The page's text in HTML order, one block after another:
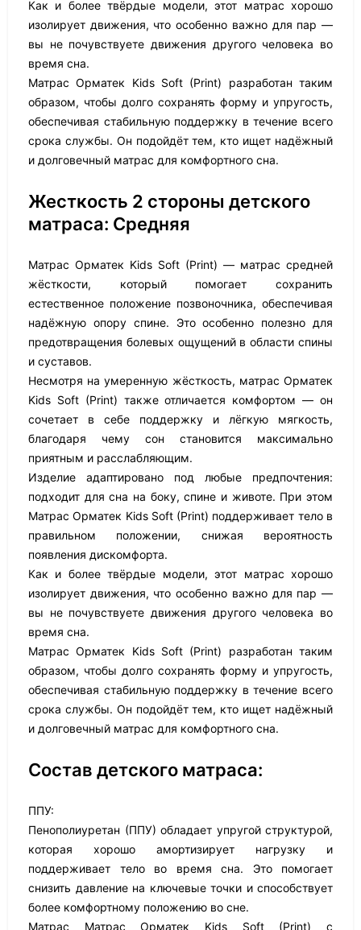
Как и более твёрдые модели, этот матрас хорошо
изолирует движения, что особенно важно для пар —
вы не почувствуете движения другого человека во
время сна.
Матрас Орматек Kids Soft (Print) разработан таким
образом, чтобы долго сохранять форму и упругость,
обеспечивая стабильную поддержку в течение всего
срока службы. Он подойдёт тем, кто ищет надёжный
и долговечный матрас для комфортного сна.
Жесткость 2 стороны детского
матраса: Средняя
Матрас Орматек Kids Soft (Print) — матрас средней
жёсткости, который помогает сохранить
естественное положение позвоночника, обеспечивая
надёжную опору спине. Это особенно полезно для
предотвращения болевых ощущений в области спины
и суставов.
Несмотря на умеренную жёсткость, матрас Орматек
Kids Soft (Print) также отличается комфортом — он
сочетает в себе поддержку и лёгкую мягкость,
благодаря чему сон становится максимально
приятным и расслабляющим.
Изделие адаптировано под любые предпочтения:
подходит для сна на боку, спине и животе. При этом
Матрас Орматек Kids Soft (Print) поддерживает тело в
правильном положении, снижая вероятность
появления дискомфорта.
Как и более твёрдые модели, этот матрас хорошо
изолирует движения, что особенно важно для пар —
вы не почувствуете движения другого человека во
время сна.
Матрас Орматек Kids Soft (Print) разработан таким
образом, чтобы долго сохранять форму и упругость,
обеспечивая стабильную поддержку в течение всего
срока службы. Он подойдёт тем, кто ищет надёжный
и долговечный матрас для комфортного сна.
Состав детского матраса:
ППУ:
Пенополиуретан (ППУ) обладает упругой структурой,
которая хорошо амортизирует нагрузку и
поддерживает тело во время сна. Это помогает
снизить давление на ключевые точки и способствует
более комфортному положению во сне.
Матрас Матрас Орматек Kids Soft (Print) с